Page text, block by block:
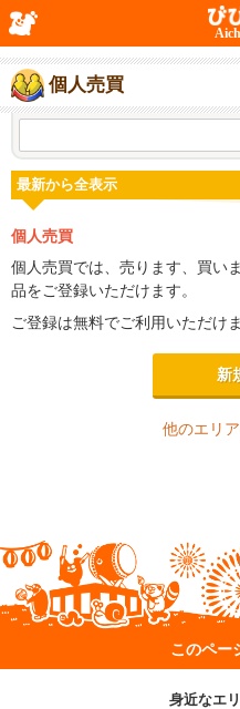
個人売買
最新から全表示
個人売買
個人売買では、売ります、買い
品をご登録いただけます。
ご登録は無料でご利用いただけ
新
他のエリ
このペー
身近なエ